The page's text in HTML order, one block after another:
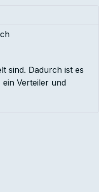
sind. Dadurch ist es
Verteiler und